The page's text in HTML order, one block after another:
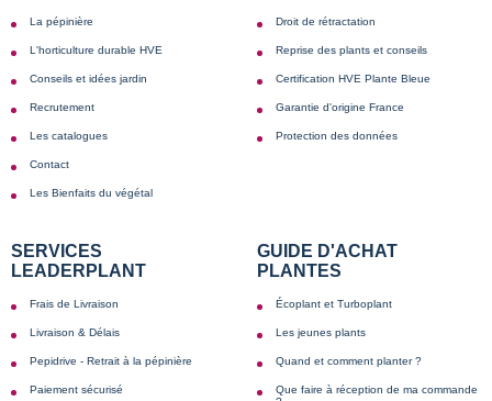
La pépinière
L'horticulture durable HVE
Conseils et idées jardin
Recrutement
Les catalogues
Contact
Les Bienfaits du végétal
Droit de rétractation
Reprise des plants et conseils
Certification HVE Plante Bleue
Garantie d'origine France
Protection des données
SERVICES
LEADERPLANT
Frais de Livraison
Livraison & Délais
Pepidrive - Retrait à la pépinière
Paiement sécurisé
GUIDE D'ACHAT
PLANTES
Écoplant et Turboplant
Les jeunes plants
Quand et comment planter ?
Que faire à réception de ma commande